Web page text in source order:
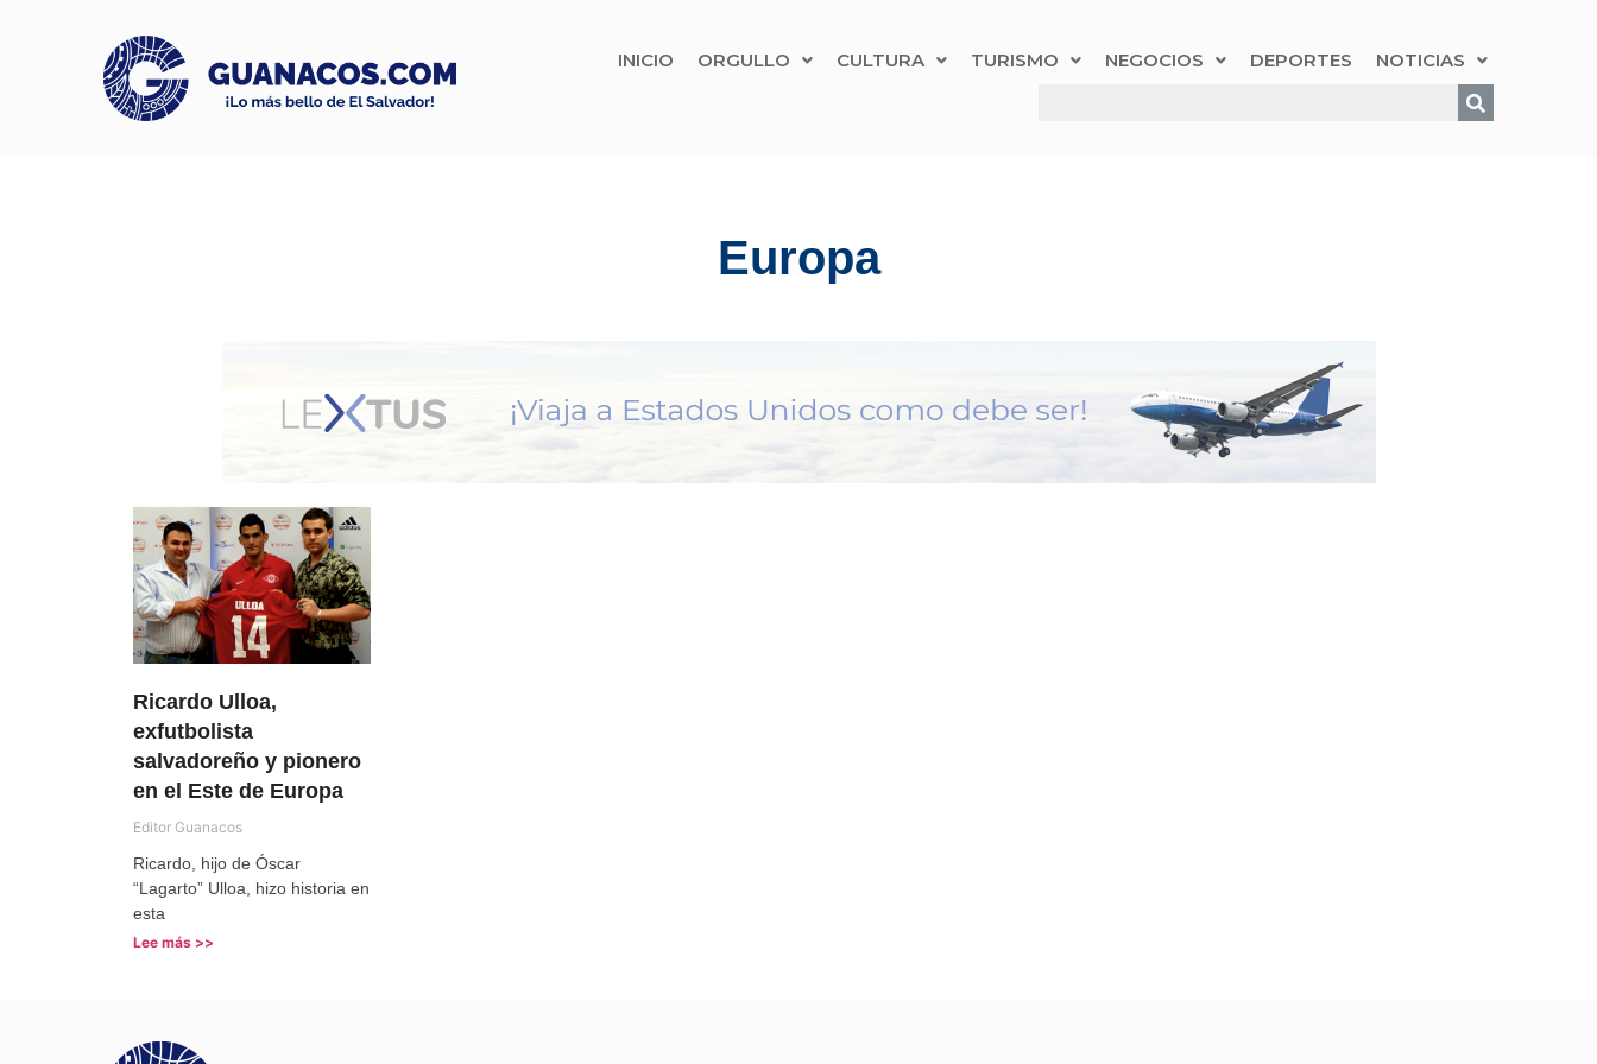
INICIO ORGULLO CULTURA TURISMO NEGOCIOS DEPORTES NOTICIAS
Europa
Ricardo Ulloa,
exfutbolista
salvadoreño y pionero
en el Este de Europa
Editor Guanacos
Ricardo, hijo de Óscar
“Lagarto” Ulloa, hizo historia en
esta
Lee más >>